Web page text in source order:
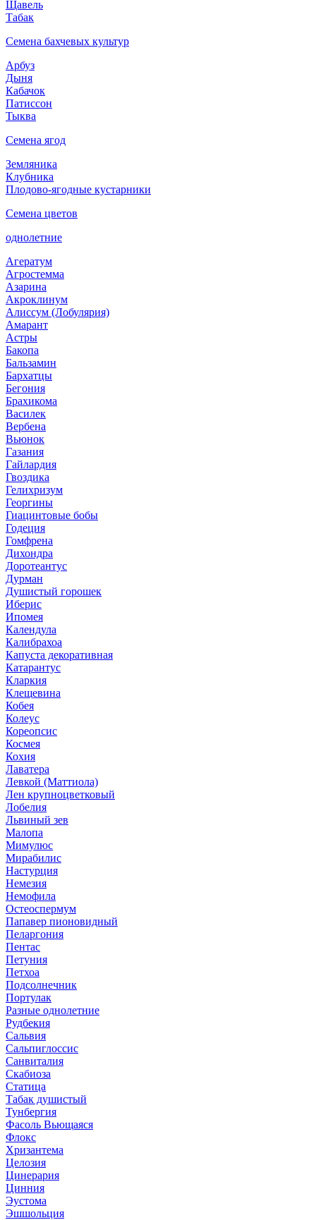
Щавель
Табак
Семена бахчевых культур
Арбуз
Дыня
Кабачок
Патиссон
Тыква
Семена ягод
Земляника
Клубника
Плодово-ягодные кустарники
Семена цветов
однолетние
Агератум
Агростемма
Азарина
Акроклинум
Алиссум (Лобулярия)
Амарант
Астры
Бакопа
Бальзамин
Бархатцы
Бегония
Брахикома
Василек
Вербена
Вьюнок
Газания
Гайлардия
Гвоздика
Гелихризум
Георгины
Гиацинтовые бобы
Годеция
Гомфрена
Дихондра
Доротеантус
Дурман
Душистый горошек
Иберис
Ипомея
Календула
Калибрахоа
Капуста декоративная
Катарантус
Кларкия
Клещевина
Кобея
Колеус
Кореопсис
Космея
Кохия
Лаватера
Левкой (Маттиола)
Лен крупноцветковый
Лобелия
Львиный зев
Малопа
Мимулюс
Мирабилис
Настурция
Немезия
Немофила
Остеоспермум
Папавер пионовидный
Пеларгония
Пентас
Петуния
Петхоа
Подсолнечник
Портулак
Разные однолетние
Рудбекия
Сальвия
Сальпиглоссис
Санвиталия
Скабиоза
Статица
Табак душистый
Тунбергия
Фасоль Вьющаяся
Флокс
Хризантема
Целозия
Цинерария
Цинния
Эустома
Эшшольция